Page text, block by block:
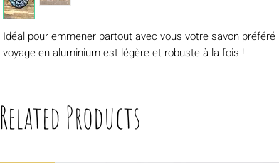
Idéal pour emmener partout avec vous votre savon préféré
voyage en aluminium est légère et robuste à la fois !
Related Products